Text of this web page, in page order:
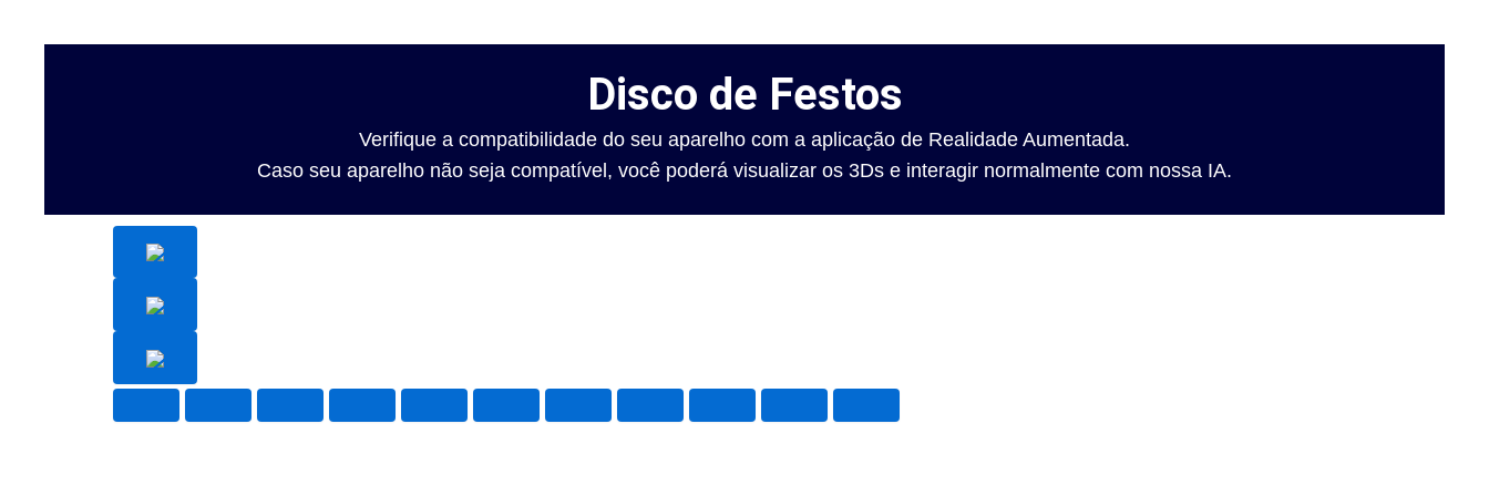
Disco de Festos
Verifique a compatibilidade do seu aparelho com a aplicação de Realidade Aumentada.
Caso seu aparelho não seja compatível, você poderá visualizar os 3Ds e interagir normalmente com nossa IA.